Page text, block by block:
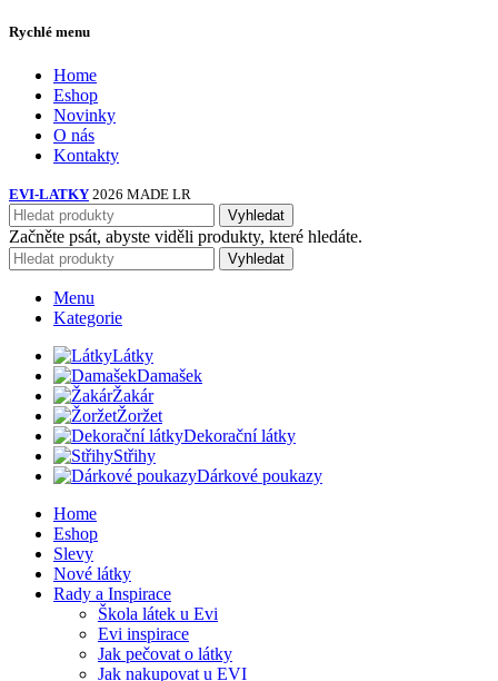
Rychlé menu
Home
Eshop
Novinky
O nás
Kontakty
EVI-LATKY 2026 MADE LR
Vyhledat
Začněte psát, abyste viděli produkty, které hledáte.
Vyhledat
Menu
Kategorie
Látky
Damašek
Žakár
Žoržet
Dekorační látky
Střihy
Dárkové poukazy
Home
Eshop
Slevy
Nové látky
Rady a Inspirace
Škola látek u Evi
Evi inspirace
Jak pečovat o látky
Jak nakupovat u EVI